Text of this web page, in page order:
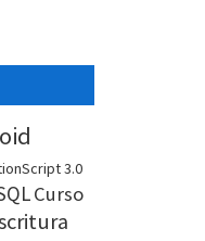
3.0
Curso